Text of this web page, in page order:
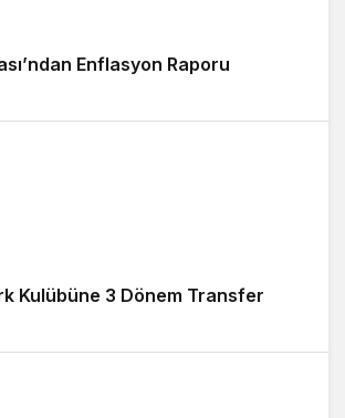
Enflasyon Raporu
Kulübüne 3 Dönem Transfer